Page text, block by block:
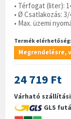
• Térfogat (liter):
• Ø Csatlakozás: 3/
• Max. üzemi
Termék elérhetőség:
Megrendelésre,
24 719 Ft
Várható
GLS